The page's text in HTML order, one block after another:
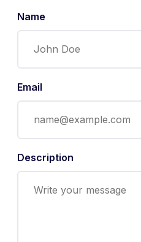
Name
Email
Description